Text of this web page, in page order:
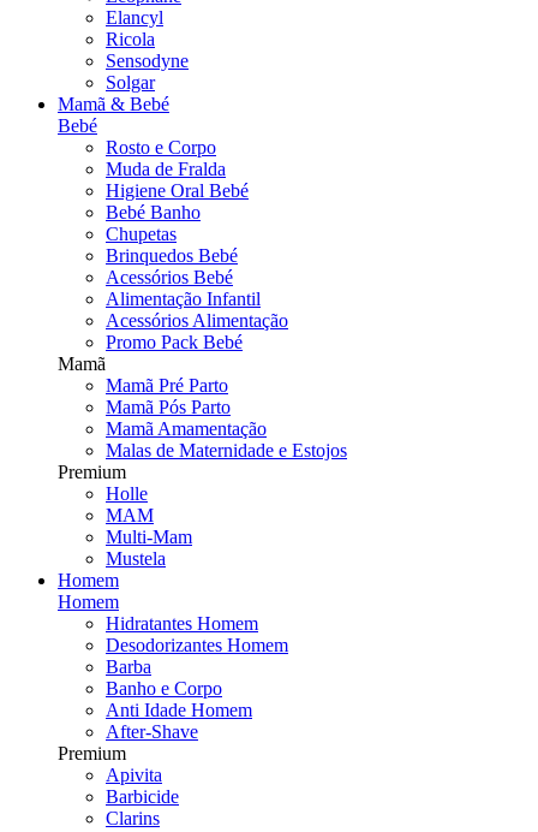
Elancyl
Ricola
Sensodyne
Solgar
Mamã & Bebé
Bebé
Rosto e Corpo
Muda de Fralda
Higiene Oral Bebé
Bebé Banho
Chupetas
Brinquedos Bebé
Acessórios Bebé
Alimentação Infantil
Acessórios Alimentação
Promo Pack Bebé
Mamã
Mamã Pré Parto
Mamã Pós Parto
Mamã Amamentação
Malas de Maternidade e Estojos
Premium
Holle
MAM
Multi-Mam
Mustela
Homem
Homem
Hidratantes Homem
Desodorizantes Homem
Barba
Banho e Corpo
Anti Idade Homem
After-Shave
Premium
Apivita
Barbicide
Clarins